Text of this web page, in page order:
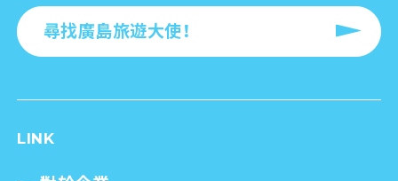
尋找廣島旅遊大使！
LINK